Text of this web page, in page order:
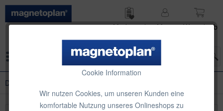
Merk­zettel
Mein
Waren­korb
Cookie Information
Wir nutzen Cookies, um unseren Kunden eine
komfortable Nutzung unseres Onlineshops zu
Design-Magnete